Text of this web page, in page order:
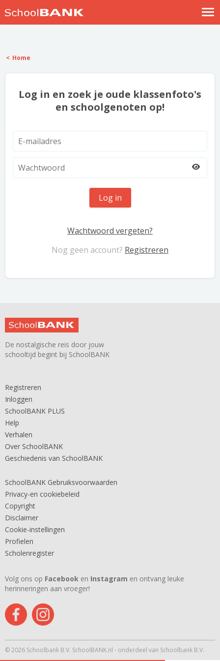
Help
Home
Log in en zoek je oude klassenfoto's
en schoolgenoten op!
Log in
Wachtwoord vergeten?
Nog geen account? Registreren
De nostalgische reis door jouw
schooltijd begint bij SchoolBANK
Registreren
Inloggen
SchoolBANK PLUS
Help
Verhalen
Over SchoolBANK
Geschiedenis van SchoolBANK
SchoolBANK Gebruiksvoorwaarden
Privacy-en cookiebeleid
Copyright
Disclaimer
Cookie-instellingen
Profielen
Scholenregister
Volg ons op Facebook en Instagram en ontvang leuke
herinneringen aan vroeger!
© 2026 Schoolbank B.V. SchoolBANK.nl - onderdeel van Schoolbank B.V.